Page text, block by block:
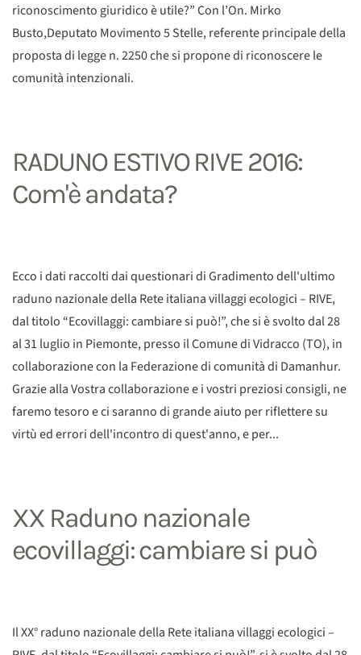
riconoscimento giuridico è utile?” Con l’On. Mirko
Busto,Deputato Movimento 5 Stelle, referente principale della
proposta di legge n. 2250 che si propone di riconoscere le
comunità intenzionali.
RADUNO ESTIVO RIVE 2016:
Com'è andata?
Ecco i dati raccolti dai questionari di Gradimento dell'ultimo
raduno nazionale della Rete italiana villaggi ecologici – RIVE,
dal titolo “Ecovillaggi: cambiare si può!”, che si è svolto dal 28
al 31 luglio in Piemonte, presso il Comune di Vidracco (TO), in
collaborazione con la Federazione di comunità di Damanhur.
Grazie alla Vostra collaborazione e i vostri preziosi consigli, ne
faremo tesoro e ci saranno di grande aiuto per riflettere su
virtù ed errori dell'incontro di quest'anno, e per...
XX Raduno nazionale
ecovillaggi: cambiare si può
Il XX° raduno nazionale della Rete italiana villaggi ecologici –